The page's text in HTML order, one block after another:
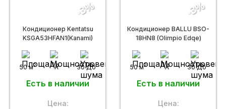
Кондиционер Kentatsu
KSGA53HFAN1(Kanami)
50 м2 A 30 Дб
Есть в наличии
-3%
Цена:
Кондиционер BALLU BSO-
18HN8 (Olimpio Edqe)
50 м2 A 30 Дб
Есть в наличии
-3%
Цена: